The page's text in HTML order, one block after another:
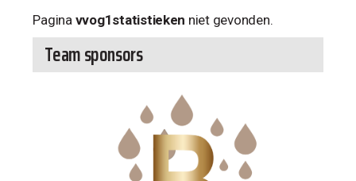
Pagina vvog1statistieken niet gevonden.
Team sponsors